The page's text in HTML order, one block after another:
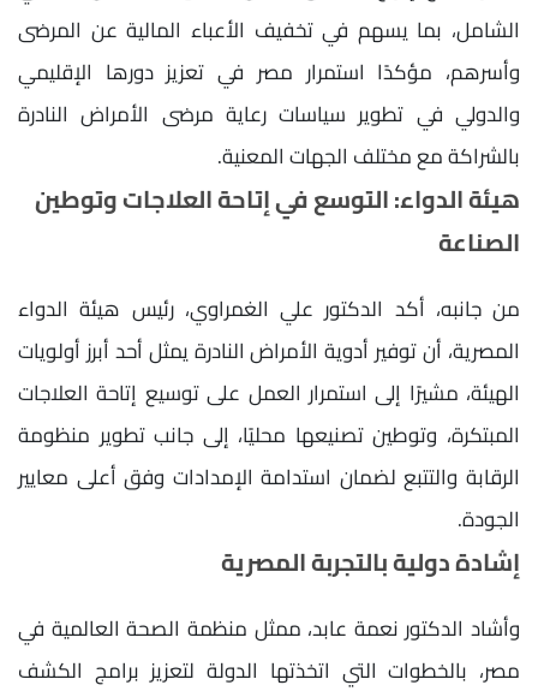
الشامل، بما يسهم في تخفيف الأعباء المالية عن المرضى
وأسرهم، مؤكدًا استمرار مصر في تعزيز دورها الإقليمي
والدولي في تطوير سياسات رعاية مرضى الأمراض النادرة
بالشراكة مع مختلف الجهات المعنية.
هيئة الدواء: التوسع في إتاحة العلاجات وتوطين
الصناعة
من جانبه، أكد الدكتور علي الغمراوي، رئيس هيئة الدواء
المصرية، أن توفير أدوية الأمراض النادرة يمثل أحد أبرز أولويات
الهيئة، مشيرًا إلى استمرار العمل على توسيع إتاحة العلاجات
المبتكرة، وتوطين تصنيعها محليًا، إلى جانب تطوير منظومة
الرقابة والتتبع لضمان استدامة الإمدادات وفق أعلى معايير
الجودة.
إشادة دولية بالتجربة المصرية
وأشاد الدكتور نعمة عابد، ممثل منظمة الصحة العالمية في
مصر، بالخطوات التي اتخذتها الدولة لتعزيز برامج الكشف